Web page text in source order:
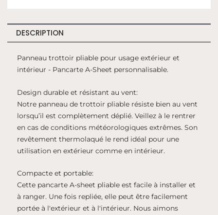
-
BLACK
DESCRIPTION
Panneau trottoir pliable pour usage extérieur et
intérieur - Pancarte A-Sheet personnalisable.
Design durable et résistant au vent:
Notre panneau de trottoir pliable résiste bien au vent
lorsqu’il est complètement déplié. Veillez à le rentrer
en cas de conditions météorologiques extrêmes. Son
revêtement thermolaqué le rend idéal pour une
utilisation en extérieur comme en intérieur.
Compacte et portable:
Cette pancarte A-sheet pliable est facile à installer et
à ranger. Une fois repliée, elle peut être facilement
portée à l'extérieur et à l'intérieur. Nous aimons